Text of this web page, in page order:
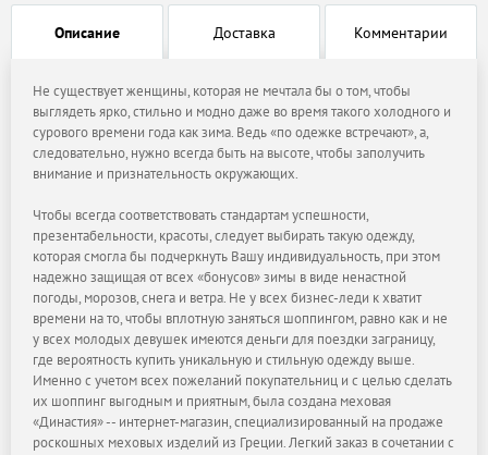
Описание Доставка Комментарии
Не существует женщины, которая не мечтала бы о том, чтобы
выглядеть ярко, стильно и модно даже во время такого холодного и
сурового времени года как зима. Ведь «по одежке встречают», а,
следовательно, нужно всегда быть на высоте, чтобы заполучить
внимание и признательность окружающих.
Чтобы всегда соответствовать стандартам успешности,
презентабельности, красоты, следует выбирать такую одежду,
которая смогла бы подчеркнуть Вашу индивидуальность, при этом
надежно защищая от всех «бонусов» зимы в виде ненастной
погоды, морозов, снега и ветра. Не у всех бизнес-леди к хватит
времени на то, чтобы вплотную заняться шоппингом, равно как и не
у всех молодых девушек имеются деньги для поездки заграницу,
где вероятность купить уникальную и стильную одежду выше.
Именно с учетом всех пожеланий покупательниц и с целью сделать
их шоппинг выгодным и приятным, была создана меховая
«Династия» -- интернет-магазин, специализированный на продаже
роскошных меховых изделий из Греции. Легкий заказ в сочетании с